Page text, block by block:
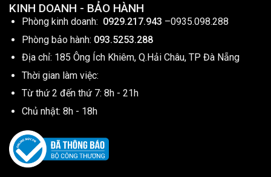
KINH DOANH - BẢO HÀNH
Phòng kinh doanh: 0929.217.943 –0935.098.288
Phòng bảo hành: 093.5253.288
Địa chỉ: 185 Ông Ích Khiêm, Q.Hải Châu, TP Đà Nẵng
Thời gian làm việc:
Từ thứ 2 đến thứ 7: 8h - 21h
Chủ nhật: 8h - 18h